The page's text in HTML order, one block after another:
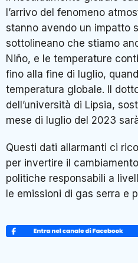
l’arrivo del fenomeno
stanno avendo un impatto
sottolineano che stiamo
Niño, e le temperature
fino alla fine di luglio,
temperatura globale. Il
dell’università di Lipsia,
mese di luglio del 2023
Questi dati allarmanti ci
per invertire il
politiche responsabili a
le emissioni di gas serra e